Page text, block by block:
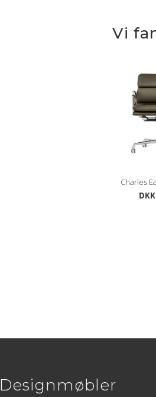
Vi
Charles
Designmøbler